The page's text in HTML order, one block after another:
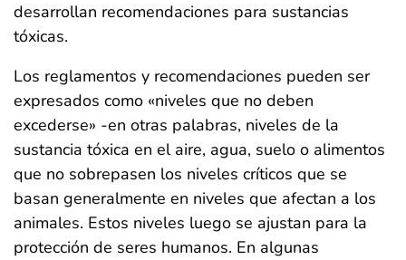
desarrollan recomendaciones para sustancias
tóxicas.
Los reglamentos y recomendaciones pueden ser
expresados como «niveles que no deben
excederse» -en otras palabras, niveles de la
sustancia tóxica en el aire, agua, suelo o alimentos
que no sobrepasen los niveles críticos que se
basan generalmente en niveles que afectan a los
animales. Estos niveles luego se ajustan para la
protección de seres humanos. En algunas